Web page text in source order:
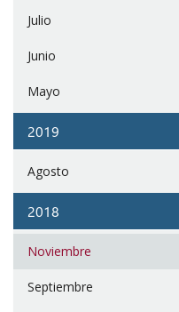
Julio
Junio
Mayo
2019
Agosto
2018
Noviembre
Septiembre